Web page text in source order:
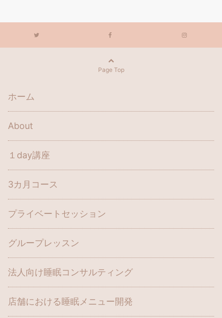
Page Top
ホーム
About
１day講座
3カ月コース
プライベートセッション
グループレッスン
法人向け睡眠コンサルティング
店舗における睡眠メニュー開発